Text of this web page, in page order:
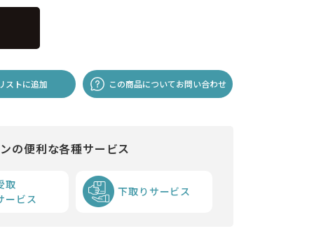
ストに追加 この商品についてお問い合わせ
の便利な各種サービス
取
ービス
下取りサービス